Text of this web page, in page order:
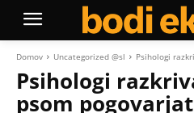
Domov Uncategorized @sl Psihologi
Psihologi
psom